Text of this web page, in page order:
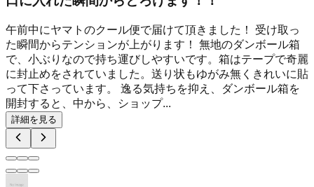
午前中にヤマトのクール便で届けて頂きました！ 受け取っ
た瞬間からテンションが上がります！ 無地のダンボール箱
で、小ぶりなので持ち運びしやすいです。箱はテープで奇麗
に封止めをされていました。送り状もゆがみ無くきれいに貼
って下さっています。 逸る気持ちを抑え、ダンボール箱を
開封すると、中から、ショップ...
詳細を見る